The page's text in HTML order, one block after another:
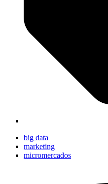
big data
marketing
micromercados